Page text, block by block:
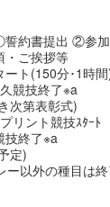
書提出 ②参加
ご挨拶等
(150分･1時間
技終了※a
表彰式)
ト競技ｽﾀｰﾄ
了※a
)
ー以外の種目は